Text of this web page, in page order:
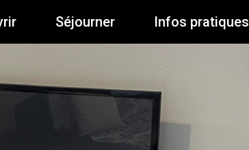
Séjourner Infos pratiques